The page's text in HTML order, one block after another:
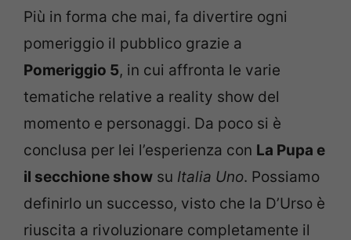
Più in forma che mai, fa divertire ogni
pomeriggio il pubblico grazie a
Pomeriggio 5, in cui affronta le varie
tematiche relative a reality show del
momento e personaggi. Da poco si è
conclusa per lei l’esperienza con La Pupa e
il secchione show su Italia Uno. Possiamo
definirlo un successo, visto che la D’Urso è
riuscita a rivoluzionare completamente il